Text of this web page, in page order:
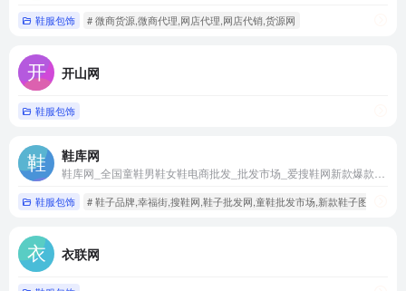
鞋服包饰 # 微商货源,微商代理,网店代理,网店代销,货源网
开山网
鞋服包饰
鞋库网
鞋服包饰 # 鞋子品牌,幸福街,搜鞋网,鞋子批发网,童鞋批发市场,新款鞋子图片,运动
衣联网